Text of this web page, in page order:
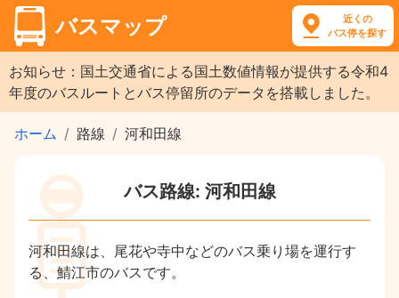
バスマップ
近くの
バス停を探す
お知らせ：国土交通省による国土数値情報が提供する令和4
年度のバスルートとバス停留所のデータを搭載しました。
ホーム 路線 河和田線
バス路線: 河和田線
河和田線は、尾花や寺中などのバス乗り場を運行す
る、鯖江市のバスです。